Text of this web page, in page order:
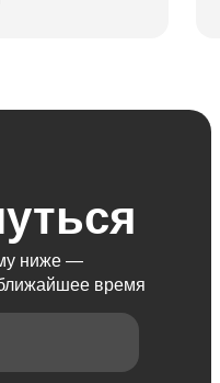
ниже —
время